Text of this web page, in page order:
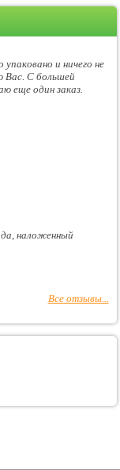
и ничего не
Вас. С большей
еще один заказ.
наложенный
Все отзывы...